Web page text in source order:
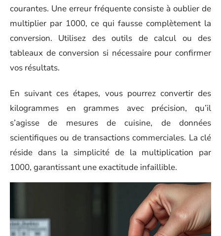
courantes. Une erreur fréquente consiste à oublier de
multiplier par 1000, ce qui fausse complètement la
conversion. Utilisez des outils de calcul ou des
tableaux de conversion si nécessaire pour confirmer
vos résultats.
En suivant ces étapes, vous pourrez convertir des
kilogrammes en grammes avec précision, qu’il
s’agisse de mesures de cuisine, de données
scientifiques ou de transactions commerciales. La clé
réside dans la simplicité de la multiplication par
1000, garantissant une exactitude infaillible.